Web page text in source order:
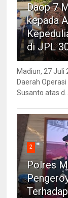
Daop 7
kepada
di JPL
Madiun, 27 Juli
Daerah
Susanto atas d...
2
Polres